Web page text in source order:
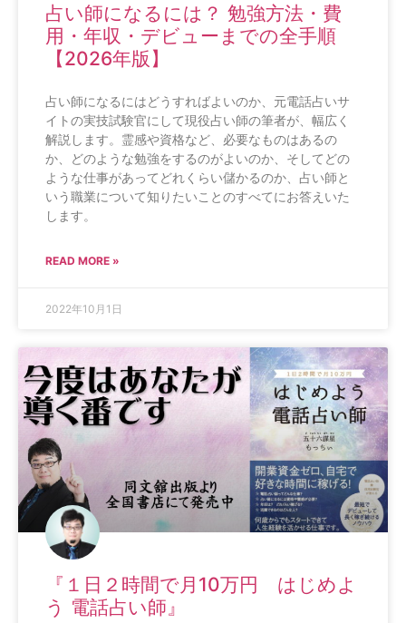
占い師になるには？ 勉強方法・費
用・年収・デビューまでの全手順
【2026年版】
占い師になるにはどうすればよいのか、元電話占いサ
イトの実技試験官にして現役占い師の筆者が、幅広く
解説します。霊感や資格など、必要なものはあるの
か、どのような勉強をするのがよいのか、そしてどの
ような仕事があってどれくらい儲かるのか、占い師と
いう職業について知りたいことのすべてにお答えいた
します。
READ MORE »
2022年10月1日
『１日２時間で月10万円 はじめよ
う 電話占い師』